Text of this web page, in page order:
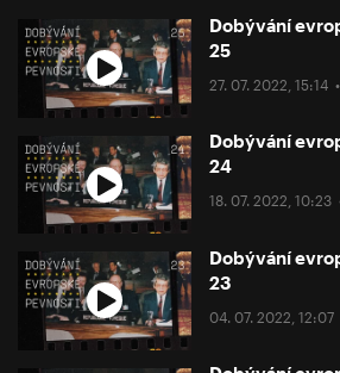
Dobývání
25
27. 07. 2022, 15:14 •
Dobývání
24
18. 07. 2022, 10:23
Dobývání
23
04. 07. 2022, 12:07